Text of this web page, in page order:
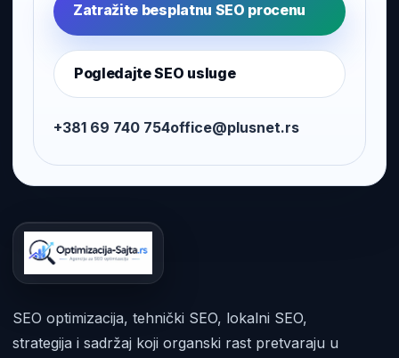
Zatražite besplatnu SEO procenu
Pogledajte SEO usluge
+381 69 740 754office@plusnet.rs
SEO optimizacija, tehnički SEO, lokalni SEO,
strategija i sadržaj koji organski rast pretvaraju u